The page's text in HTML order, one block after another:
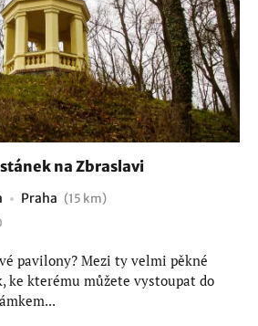
na Zbraslavi
Praha (15 km)
pavilony? Mezi ty velmi pěkné
ke kterému můžete vystoupat do